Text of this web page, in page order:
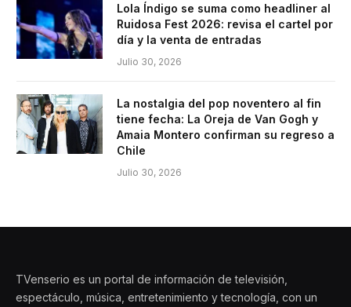
Lola Índigo se suma como headliner al
Ruidosa Fest 2026: revisa el cartel por
día y la venta de entradas
Julio 30, 2026
La nostalgia del pop noventero al fin
tiene fecha: La Oreja de Van Gogh y
Amaia Montero confirman su regreso a
Chile
Julio 30, 2026
TVenserio es un portal de información de televisión,
espectáculo, música, entretenimiento y tecnología, con un